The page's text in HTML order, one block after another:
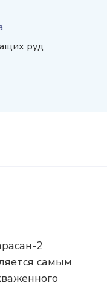
руд
2
самым